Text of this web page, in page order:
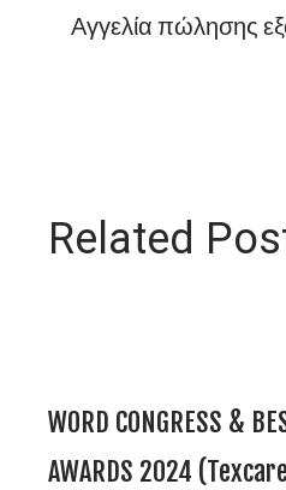
Αγγελία πώλησης
Related
WORD CONGRESS &
AWARDS 2024